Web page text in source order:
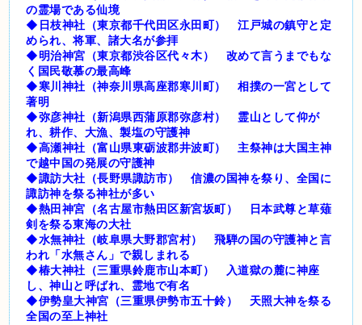
の霊場である仙境
◆日枝神社（東京都千代田区永田町） 江戸城の鎮守と定
められ、将軍、諸大名が参拝
◆明治神宮（東京都渋谷区代々木） 改めて言うまでもな
く国民敬慕の最高峰
◆寒川神社（神奈川県高座郡寒川町） 相撲の一宮として
著明
◆弥彦神社（新潟県西蒲原郡弥彦村） 霊山として仰が
れ、耕作、大漁、製塩の守護神
◆高瀬神社（富山県東砺波郡井波町） 主祭神は大国主神
で越中国の発展の守護神
◆諏訪大社（長野県諏訪市） 信濃の国神を祭り、全国に
諏訪神を祭る神社が多い
◆熱田神宮（名古屋市熱田区新宮坂町） 日本武尊と草薙
剣を祭る東海の大社
◆水無神社（岐阜県大野郡宮村） 飛騨の国の守護神と言
われ「水無さん」で親しまれる
◆椿大神社（三重県鈴鹿市山本町） 入道獄の麓に神座
し、神山と呼ばれ、霊地で有名
◆伊勢皇大神宮（三重県伊勢市五十鈴） 天照大神を祭る
全国の至上神社